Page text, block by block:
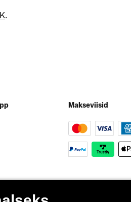
.
Makseviisid